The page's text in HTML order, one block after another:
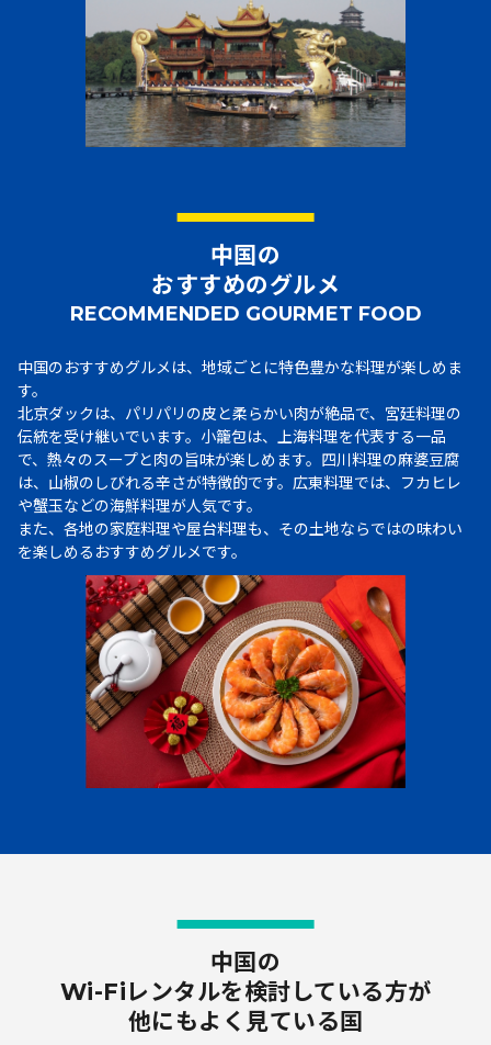
中国の
おすすめのグルメ
RECOMMENDED GOURMET FOOD
中国のおすすめグルメは、地域ごとに特色豊かな料理が楽しめま
す。
北京ダックは、パリパリの皮と柔らかい肉が絶品で、宮廷料理の
伝統を受け継いでいます。小籠包は、上海料理を代表する一品
で、熱々のスープと肉の旨味が楽しめます。四川料理の麻婆豆腐
は、山椒のしびれる辛さが特徴的です。広東料理では、フカヒレ
や蟹玉などの海鮮料理が人気です。
また、各地の家庭料理や屋台料理も、その土地ならではの味わい
を楽しめるおすすめグルメです。
中国の
Wi-Fiレンタルを検討している方が
他にもよく見ている国
簡単見積もり